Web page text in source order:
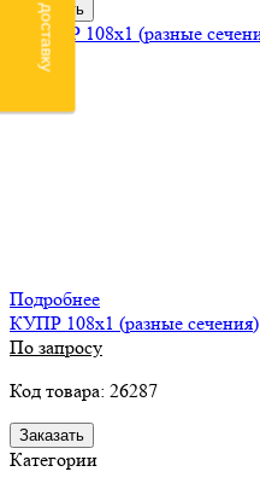
Заказать
Подробнее
КУПР 108х1 (разные сечения)
По запросу
Код товара: 26287
Заказать
Категории